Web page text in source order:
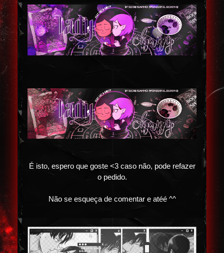
É isto, espero que goste <3 caso não, pode refazer
o pedido.
Não se esqueça de comentar e atéé ^^